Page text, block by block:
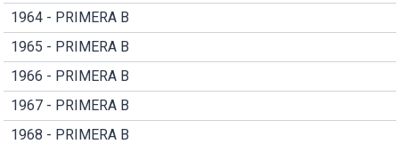
1964 - PRIMERA B
1965 - PRIMERA B
1966 - PRIMERA B
1967 - PRIMERA B
1968 - PRIMERA B